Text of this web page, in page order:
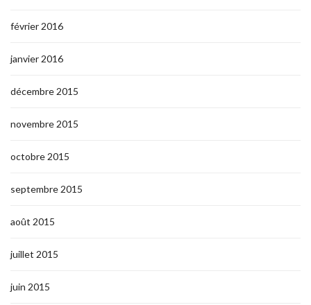
février 2016
janvier 2016
décembre 2015
novembre 2015
octobre 2015
septembre 2015
août 2015
juillet 2015
juin 2015